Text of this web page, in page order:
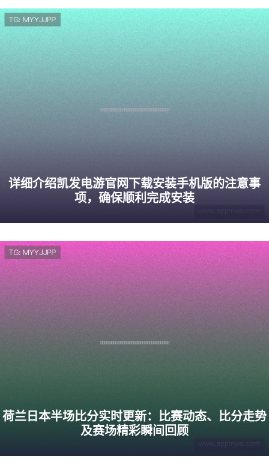
详细介绍凯发电游官网下载安装手机版的注意事
项，确保顺利完成安装
荷兰日本半场比分实时更新：比赛动态、比分走势
及赛场精彩瞬间回顾